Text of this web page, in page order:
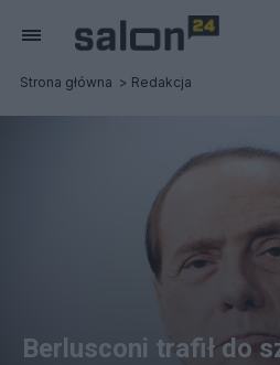
Strona główna Redakcja
Berlusconi trafił do